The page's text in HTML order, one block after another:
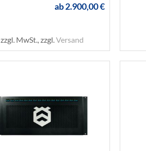
ab2.900,00 €
zzgl. MwSt., zzgl.Versand